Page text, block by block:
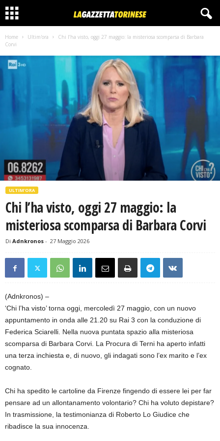
Home Ultim'ora
Chi l’ha visto, oggi 27 maggio: la misteriosa scomparsa di Barbara
Corvi
ULTIM'ORA
Chi l’ha visto, oggi 27 maggio: la
misteriosa scomparsa di Barbara Corvi
Di Adnkronos - 27 Maggio 2026
(Adnkronos) –
‘Chi l’ha visto’ torna oggi, mercoledì 27 maggio, con un nuovo
appuntamento in onda alle 21.20 su Rai 3 con la conduzione di
Federica Sciarelli. Nella nuova puntata spazio alla misteriosa
scomparsa di Barbara Corvi. La Procura di Terni ha aperto infatti
una terza inchiesta e, di nuovo, gli indagati sono l’ex marito e l’ex
cognato.
Chi ha spedito le cartoline da Firenze fingendo di essere lei per far
pensare ad un allontanamento volontario? Chi ha voluto depistare?
In trasmissione, la testimonianza di Roberto Lo Giudice che
ribadisce la sua innocenza.